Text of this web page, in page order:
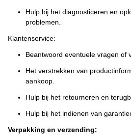
Hulp bij het diagnosticeren en
problemen.
Klantenservice:
Beantwoord eventuele vragen of
Het verstrekken van
aankoop.
Hulp bij het retourneren en
Hulp bij het indienen van
Verpakking en verzending: